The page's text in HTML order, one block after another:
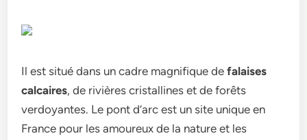
Il est situé dans un cadre magnifique defalaises
calcaires, de rivières cristallines et de forêts
verdoyantes. Le pont d’arc est un site unique en
France pour les amoureux de la nature et les